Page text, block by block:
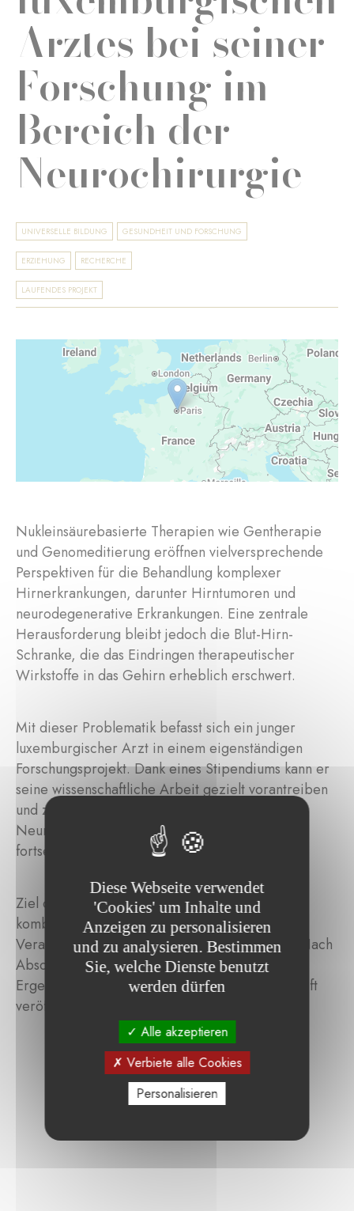
Arztes bei seiner
Forschung im
Bereich der
Neurochirurgie
UNIVERSELLE BILDUNG GESUNDHEIT UND FORSCHUNG
ERZIEHUNG RECHERCHE
LAUFENDES PROJEKT
Nukleinsäurebasierte Therapien wie Gentherapie
und Genomeditierung eröffnen vielversprechende
Perspektiven für die Behandlung komplexer
Hirnerkrankungen, darunter Hirntumoren und
neurodegenerative Erkrankungen. Eine zentrale
Herausforderung bleibt jedoch die Blut-Hirn-
Schranke, die das Eindringen therapeutischer
Wirkstoffe in das Gehirn erheblich erschwert.
Mit dieser Problematik befasst sich ein junger
luxemburgischer Arzt in einem eigenständigen
Forschungsprojekt. Dank eines Stipendiums kann er
seine wissenschaftliche Arbeit gezielt vorantreiben
und zugleich seine Facharztausbildung in
Neurochirurgie am Hôpital Pitié-Salpêtrière
fortsetzen.
Ziel des Projekts ist die Entwicklung einer
kombinierten Strategie zur verbesserten
Verabreichung von Nukleinsäuren ins Gehirn. Nach
Abschluss der Forschungsarbeiten sollen die
Ergebnisse in einer renommierten Fachzeitschrift
veröffentlicht werden.
Diese Webseite verwendet
'Cookies' um Inhalte und
Anzeigen zu personalisieren
und zu analysieren. Bestimmen
Sie, welche Dienste benutzt
werden dürfen
Alle akzeptieren
Verbiete alle Cookies
Personalisieren